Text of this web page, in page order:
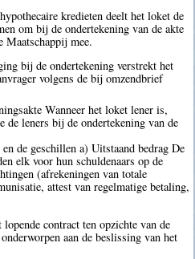
kredieten deelt het loket de
om bij de ondertekening van de akte
Maatschappij mee.
bij de ondertekening verstrekt het
volgens de bij omzendbrief
Wanneer het loket lener is,
de leners bij de ondertekening van de
de geschillen a) Uitstaand bedrag De
elk voor hun schuldenaars op de
(afrekeningen van totale
attest van regelmatige betaling,
contract ten opzichte van de
aan de beslissing van het